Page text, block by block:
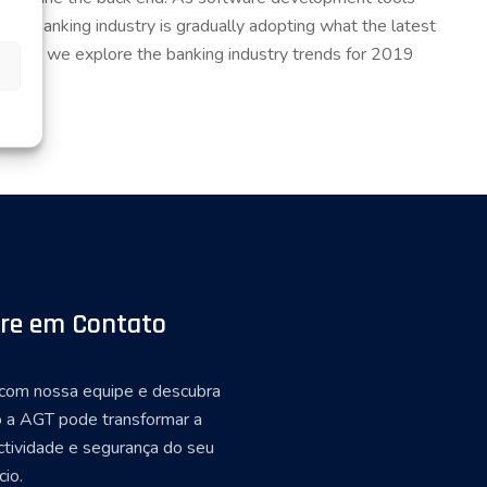
banking industry is gradually adopting what the latest
as we explore the banking industry trends for 2019
em Contato
nossa equipe e descubra
a AGT pode transformar a
e segurança do seu